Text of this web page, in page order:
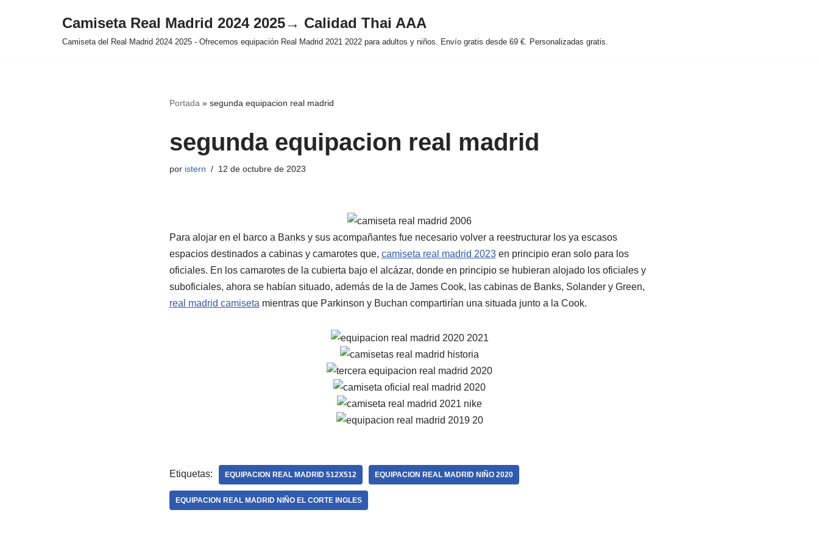
Camiseta Real Madrid 2024 2025→ Calidad Thai AAA
Camiseta del Real Madrid 2024 2025 - Ofrecemos equipación Real Madrid 2021 2022 para adultos y niños. Envío gratis desde 69 €. Personalizadas gratis.
Portada » segunda equipacion real madrid
segunda equipacion real madrid
por istern 12 de octubre de 2023
Para alojar en el barco a Banks y sus acompañantes fue necesario volver a reestructurar los ya escasos
espacios destinados a cabinas y camarotes que, camiseta real madrid 2023en principio eran solo para los
oficiales. En los camarotes de la cubierta bajo el alcázar, donde en principio se hubieran alojado los oficiales y
suboficiales, ahora se habían situado, además de la de James Cook, las cabinas de Banks, Solander y Green,
real madrid camiseta mientras que Parkinson y Buchan compartirían una situada junto a la Cook.
Etiquetas: EQUIPACION REAL MADRID 512X512 EQUIPACION REAL MADRID NIÑO 2020
EQUIPACION REAL MADRID NIÑO EL CORTE INGLES